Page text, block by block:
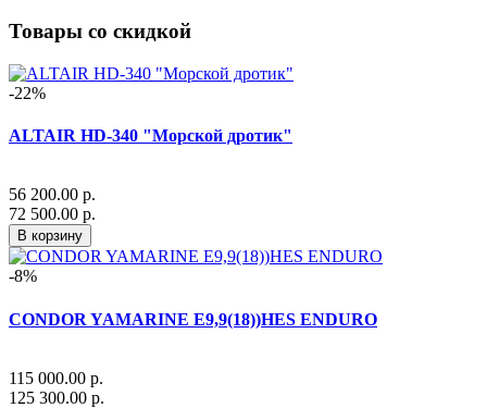
Товары со скидкой
-22%
ALTAIR HD-340 "Морской дротик"
56 200.00 р.
72 500.00 р.
В корзину
-8%
CONDOR YAMARINE E9,9(18))HES ENDURO
115 000.00 р.
125 300.00 р.